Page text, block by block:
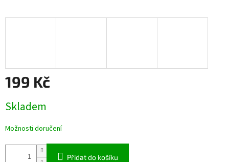
199 Kč
cena:
Skladem
Možnosti doručení
Přidat do košíku